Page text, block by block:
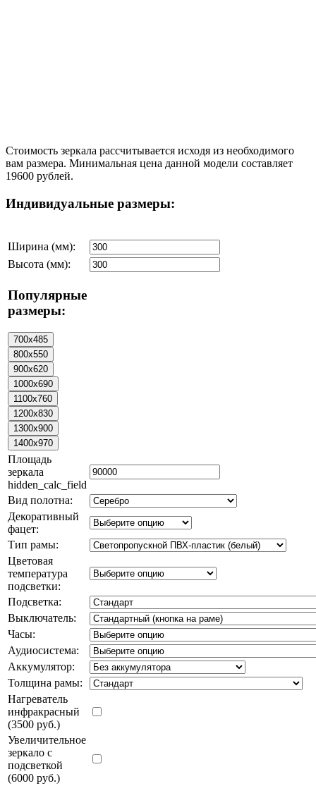
Стоимость зеркала рассчитывается исходя из необходимого
вам размера. Минимальная цена данной модели составляет
19600 рублей.
Индивидуальные размеры:
Ширина (мм):
Высота (мм):
Популярные
размеры:
Площадь
зеркала
hidden_calc_field
Вид полотна:
Декоративный
фацет:
Тип рамы:
Цветовая
температура
подсветки:
Подсветка:
Выключатель:
Часы:
Аудиосистема:
Аккумулятор:
Толщина рамы:
Нагреватель
инфракрасный
(3500 руб.)
Увеличительное
зеркало с
подсветкой
(6000 руб.)